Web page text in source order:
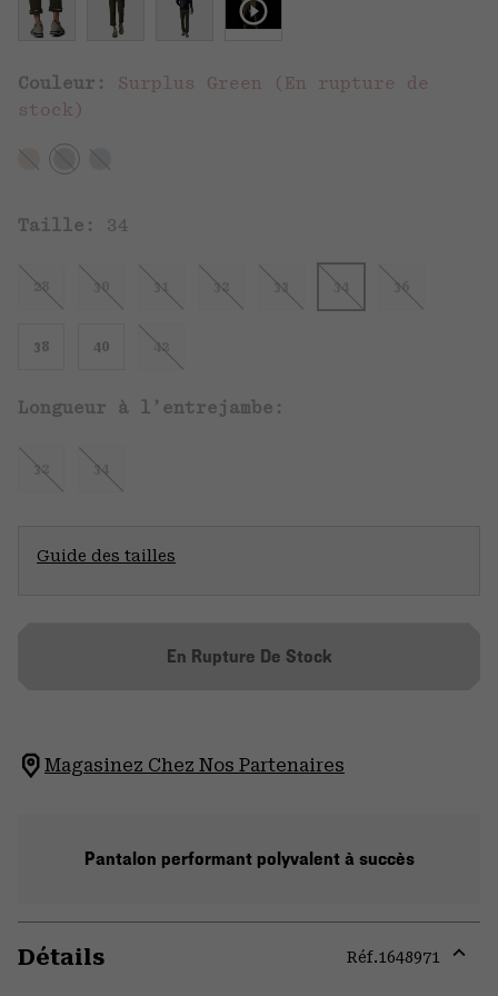
Couleur: Surplus Green (En rupture de
stock)
Taille: 34
28 30 31 32 33 34 36
38 40 42
Longueur à l’entrejambe:
32 34
Guide des tailles
En Rupture De Stock
Magasinez Chez Nos Partenaires
Pantalon performant polyvalent à succès
Détails Réf.1648971